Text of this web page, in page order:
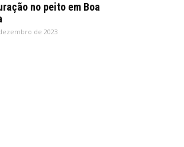
no peito em Boa
de 2023